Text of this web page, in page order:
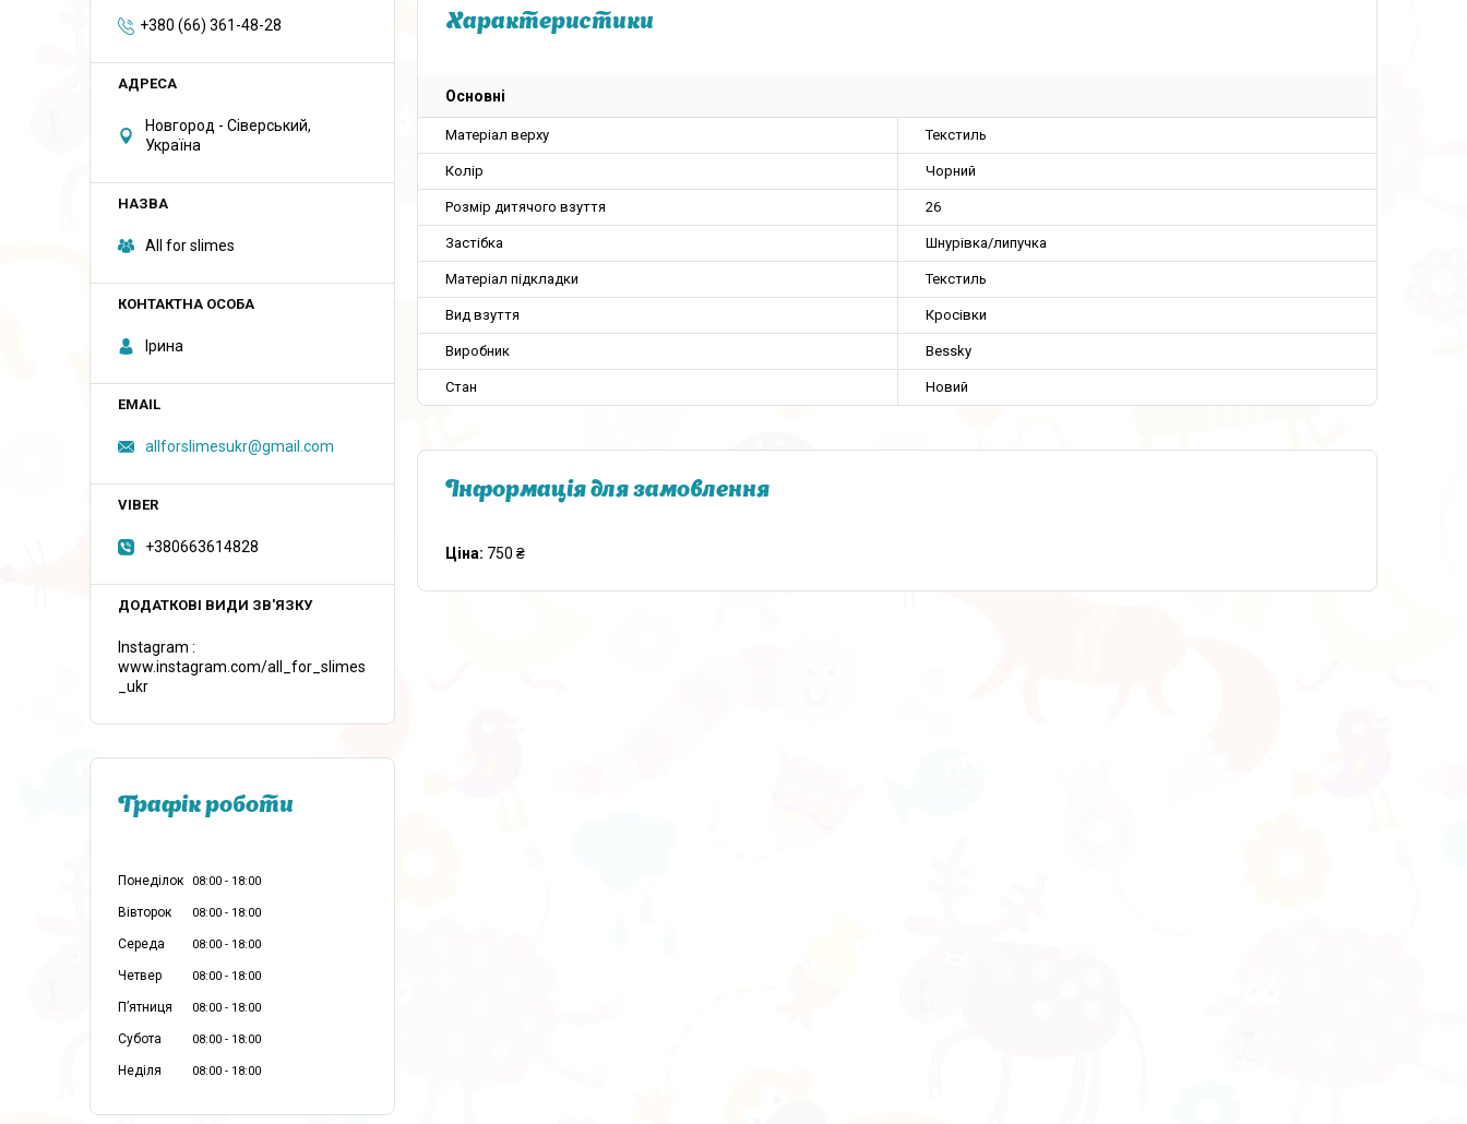
Характеристики
Основні
Матеріал верху Текстиль
Колір Чорний
Розмір дитячого взуття 26
Застібка Шнурівка/липучка
Матеріал підкладки Текстиль
Вид взуття Кросівки
Виробник Bessky
Стан Новий
Інформація для замовлення
Ціна: 750 ₴
+380 (66) 361-48-28
Новгород - Сіверський,
Україна
All for slimes
Ірина
allforslimesukr@gmail.com
+380663614828
Instagram
www.instagram.com/all_for_slimes
_ukr
Графік роботи
Понеділок 08:00 18:00
Вівторок 08:00 18:00
Середа 08:00 18:00
Четвер 08:00 18:00
Пʼятниця 08:00 18:00
Субота 08:00 18:00
Неділя 08:00 18:00